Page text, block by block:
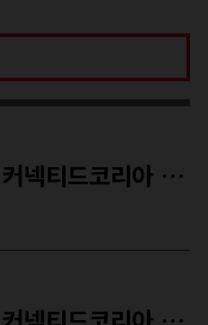
연결하는 기술 ― 커넥티드코리아 김성호 대표 (2)